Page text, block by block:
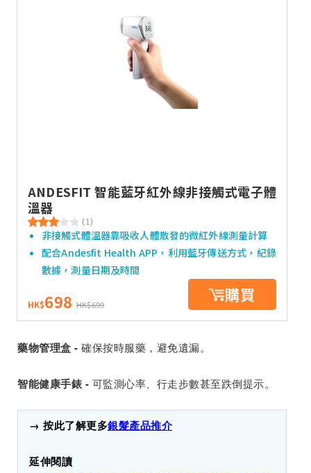
ANDESFIT 智能藍牙紅外線非接觸式電子體
溫器
(1)
非接觸式體溫器靠吸收人體散發的微紅外線測量計算
配合Andesfit Health APP，利用藍牙傳送方式，紀錄
數據，測量日期及時間
HK$698 HK$699 購買
藥物管理盒 - 確保按時服藥，避免遺漏。
智能健康手錶 - 可監測心率、行走步數甚至跌倒提示。
→ 按此了解更多銀髮產品推介
延伸閱讀